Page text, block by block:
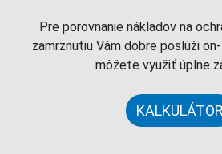
Pre porovnanie nákladov na
zamrznutiu Vám dobre poslúži
môžete využiť úplne
KALKULÁTOR